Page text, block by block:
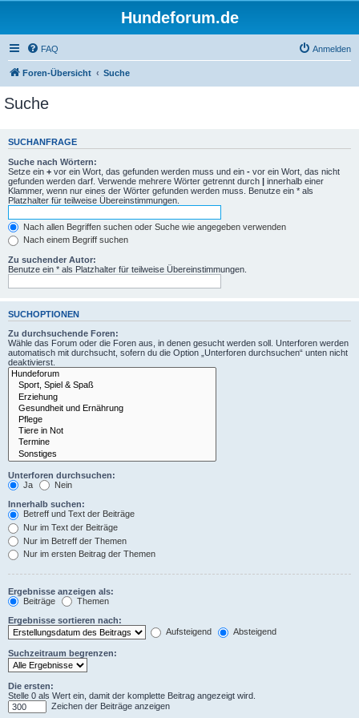
Hundeforum.de
FAQ Anmelden
Foren-Übersicht Suche
Suche
SUCHANFRAGE
Suche nach Wörtern:
Setze ein + vor ein Wort, das gefunden werden muss und ein - vor ein Wort, das nicht
gefunden werden darf. Verwende mehrere Wörter getrennt durch | innerhalb einer
Klammer, wenn nur eines der Wörter gefunden werden muss. Benutze ein * als
Platzhalter für teilweise Übereinstimmungen.
Nach allen Begriffen suchen oder Suche wie angegeben verwenden
Nach einem Begriff suchen
Zu suchender Autor:
Benutze ein * als Platzhalter für teilweise Übereinstimmungen.
SUCHOPTIONEN
Zu durchsuchende Foren:
Wähle das Forum oder die Foren aus, in denen gesucht werden soll. Unterforen werden
automatisch mit durchsucht, sofern du die Option „Unterforen durchsuchen“ unten nicht
deaktivierst.
Unterforen durchsuchen:
Ja
Nein
Innerhalb suchen:
Betreff und Text der Beiträge
Nur im Text der Beiträge
Nur im Betreff der Themen
Nur im ersten Beitrag der Themen
Ergebnisse anzeigen als:
Beiträge
Themen
Ergebnisse sortieren nach:
Aufsteigend
Absteigend
Suchzeitraum begrenzen:
Die ersten:
Stelle 0 als Wert ein, damit der komplette Beitrag angezeigt wird.
Zeichen der Beiträge anzeigen